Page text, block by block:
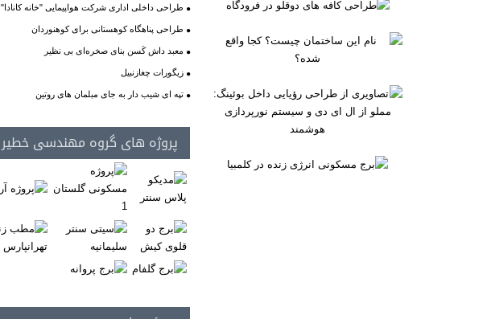
طراحی داخلی اداری شرکت هواپیمایی "خانه کانادا"
طراحی پناهگاه کوهستانی برای کوهنوردان
معبد داش کَسن بنای صخره‌ای بی نظیر
زیگورات چغازنبیل
تپه ای شیب دار به جای مبلمان های روتین
پروژه های گروه مهندسی خطیر